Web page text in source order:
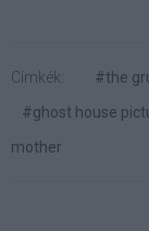
Címkék: #the
#ghost house
mother